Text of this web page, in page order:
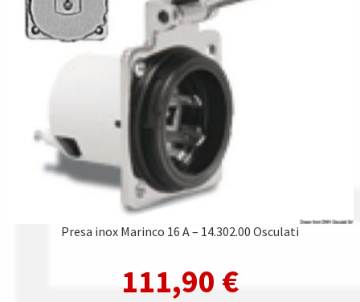
Presa inox Marinco 16 A – 14.302.00 Osculati
111,90 €